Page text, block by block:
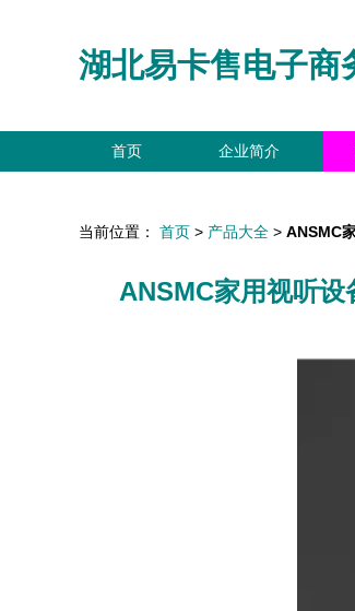
湖北易卡售电子商
首页 企业简介
当前位置： 首页 > 产品大全 > ANSMC
ANSMC家用视听